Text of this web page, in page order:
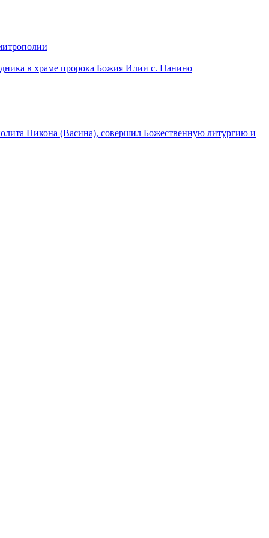
в храме пророка Божия Илии с. Панино
Никона (Васина), совершил Божественную литургию и